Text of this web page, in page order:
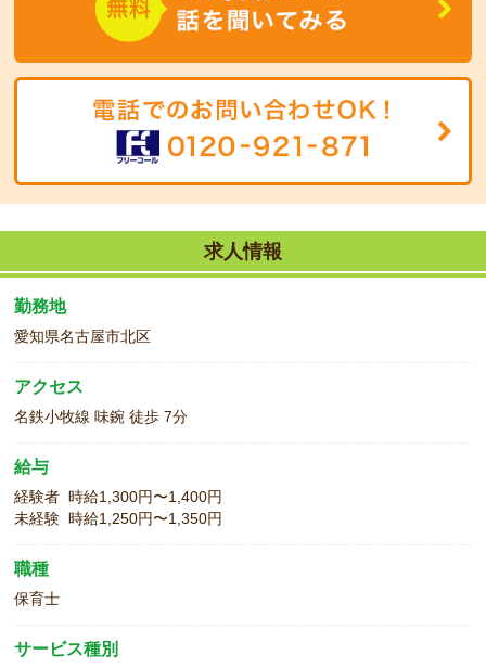
求人情報
勤務地
愛知県名古屋市北区
アクセス
名鉄小牧線 味鋺 徒歩 7分
給与
経験者 時給1,300円〜1,400円
未経験 時給1,250円〜1,350円
職種
保育士
サービス種別